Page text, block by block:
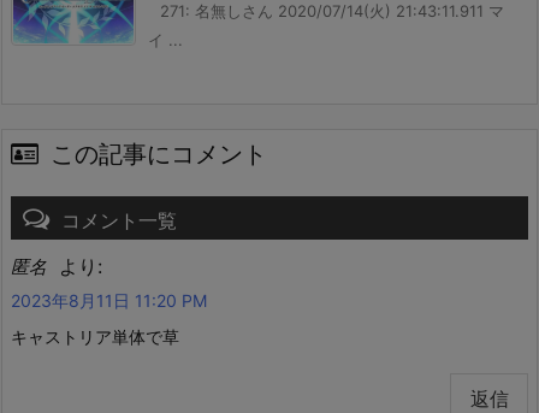
271: 名無しさん 2020/07/14(火) 21:43:11.911 マ
イ ...
この記事にコメント
コメント一覧
匿名 より:
2023年8月11日 11:20 PM
キャストリア単体で草
返信